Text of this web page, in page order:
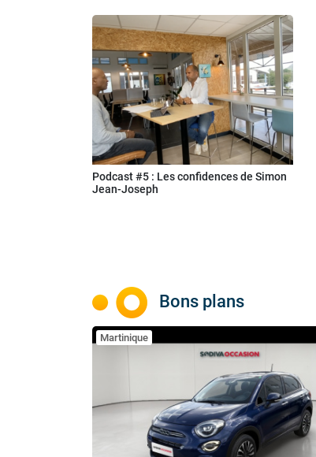
Podcast #5 : Les confidences de Simon
Jean-Joseph
Bons plans
Martinique